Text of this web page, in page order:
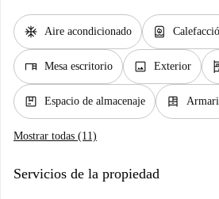
ac_unit Aire acondicionado water_heater
desk Mesa escritorio image Exterior
package Espacio de almacenaje dresser
Mostrar todas (11)
Servicios de la propiedad